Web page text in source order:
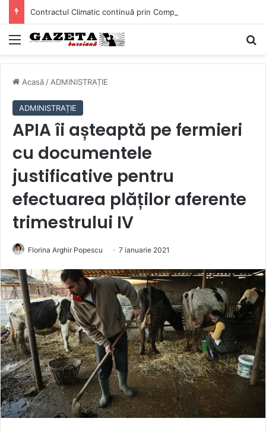
Mediu
Acasă / ADMINISTRAȚIE
ADMINISTRAȚIE
APIA îi așteaptă pe fermieri
cu documentele
justificative pentru
efectuarea plăților aferente
trimestrului IV
Florina Arghir Popescu 7 ianuarie 2021